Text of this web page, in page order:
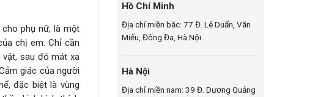
Hồ Chí Minh
Địa chỉ miền bắc: 77 Đ. Lê Duẩn, Văn
Miếu, Đống Đa, Hà Nội.
Hà Nội
Địa chỉ miền nam: 39 Đ. Dương Quảng
phụ nữ, là một
chị em. Chỉ cần
sau đó mát xa
giác của người
đặc biệt là vùng